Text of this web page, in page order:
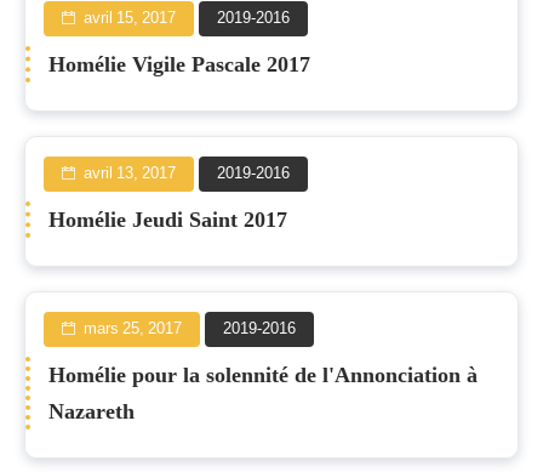
avril 15, 2017 2019-2016
Homélie Vigile Pascale 2017
avril 13, 2017 2019-2016
Homélie Jeudi Saint 2017
mars 25, 2017 2019-2016
Homélie pour la solennité de l'Annonciation à
Nazareth